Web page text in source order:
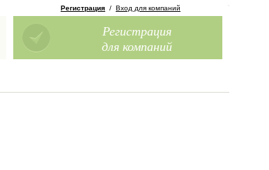
Регистрация / Вход для компаний
Регистрация
для компаний